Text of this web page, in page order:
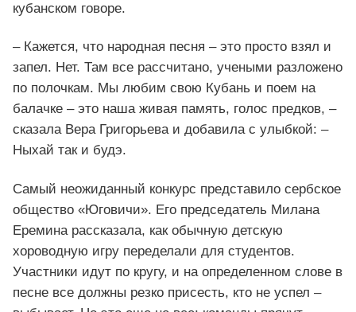
кубанском говоре.
– Кажется, что народная песня – это просто взял и
запел. Нет. Там все рассчитано, учеными разложено
по полочкам. Мы любим свою Кубань и поем на
балачке – это наша живая память, голос предков, –
сказала Вера Григорьева и добавила с улыбкой: –
Ныхай так и будэ.
Самый неожиданный конкурс представило сербское
общество «Юговичи». Его председатель Милана
Еремина рассказала, как обычную детскую
хороводную игру переделали для студентов.
Участники идут по кругу, и на определенном слове в
песне все должны резко присесть, кто не успел –